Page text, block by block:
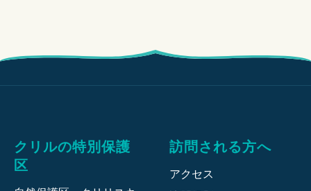
クリルの特別保護
区
訪問される方へ
アクセス